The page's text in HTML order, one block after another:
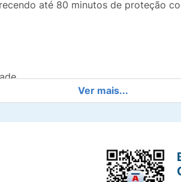
até 80 minutos de proteção
em condições intensas
Ver mais...